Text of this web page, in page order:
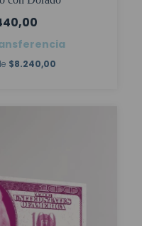
$8.240,00